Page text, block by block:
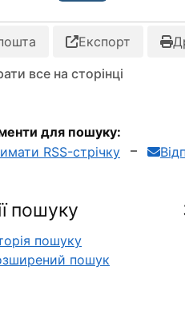
Експорт
все на сторінці
для пошуку:
RSS-стрічку
пошуку
пошуку
пошук